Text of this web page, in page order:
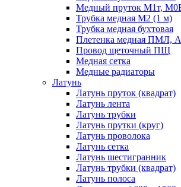
Медный пруток М1т,
Трубка медная М2 (1 м)
Трубка медная бухтовая
Плетенка медная ПМЛ,
Провод щеточный ПЩ
Медная сетка
Медные радиаторы
Латунь
Латунь пруток (квадрат)
Латунь лента
Латунь трубки
Латунь прутки (круг)
Латунь проволока
Латунь сетка
Латунь шестигранник
Латунь трубки (квадрат)
Латунь полоса